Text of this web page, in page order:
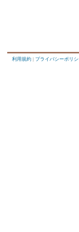
利用規約 | プライバシーポリシ